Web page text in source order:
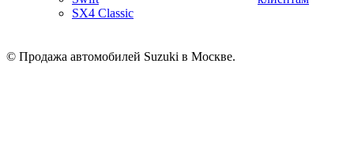
SX4 Classic
© Продажа автомобилей Suzuki в Москве.